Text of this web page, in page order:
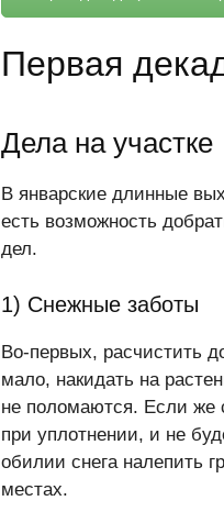
Первая
Дела на участке
В январские длинные
есть возможность
дел.
1) Снежные заботы
Во-первых, расчистить
мало, накидать на
не поломаются. Если же
при уплотнении, и не
обилии снега налепить
местах.